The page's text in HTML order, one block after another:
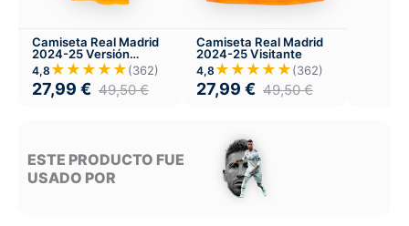
Camiseta Real Madrid
2024-25 Versión
Infantil Visitante
4,8 ★★★★★(362)
27,99 € 49,50€
Camiseta Real Madrid
2024-25 Visitante
4,8 ★★★★★(362)
27,99 € 49,50€
ESTE PRODUCTO FUE
USADO POR